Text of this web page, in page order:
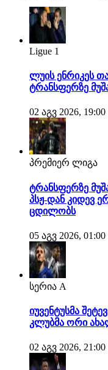
ბოლომდე
ტაიმში…
Ligue 1
ლუის ენრიკეს
ტრანსფერზე
02 აგვ 2026, 19:00
პრემიერ ლიგა
ტრანსფერზე
პსჟ-დან კიდევ
ცდილობს
05 აგვ 2026, 01:00
სერია A
იუვენტუსმა
კლუბმა ორი
02 აგვ 2026, 21:00